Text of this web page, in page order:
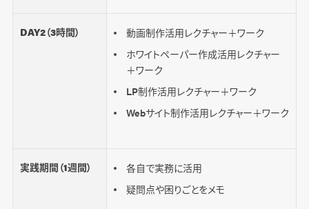
DAY2（3時間）
動画制作活用レクチャー＋ワーク
ホワイトペーパー作成活用レクチャー
＋ワーク
LP制作活用レクチャー＋ワーク
Webサイト制作活用レクチャー＋ワーク
実践期間（1週間）
各自で実務に活用
疑問点や困りごとをメモ